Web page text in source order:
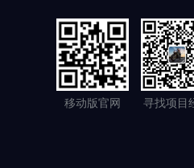
移动版官网 寻找项目